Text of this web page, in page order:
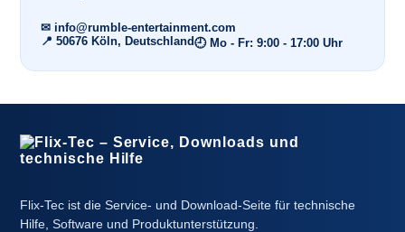
✉ info@rumble-entertainment.com
📍 50676 Köln, Deutschland🕘 Mo - Fr: 9:00 - 17:00 Uhr
Flix-Tec ist die Service- und Download-Seite für technische
Hilfe, Software und Produktunterstützung.